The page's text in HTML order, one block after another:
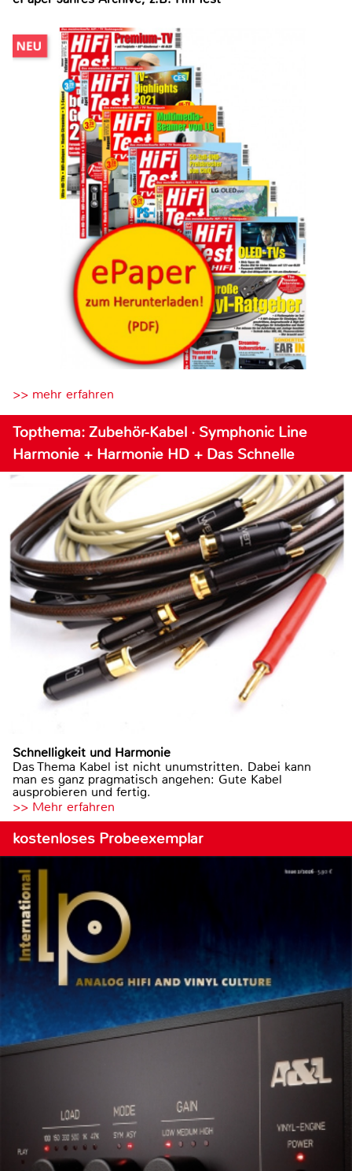
>> mehr erfahren
Topthema: Zubehör-Kabel · Symphonic Line
Harmonie + Harmonie HD + Das Schnelle
Schnelligkeit und Harmonie
Das Thema Kabel ist nicht unumstritten. Dabei kann
man es ganz pragmatisch angehen: Gute Kabel
ausprobieren und fertig.
>> Mehr erfahren
kostenloses Probeexemplar